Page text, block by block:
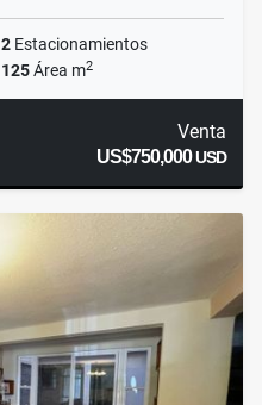
2 Estacionamientos
125Área m2
Venta
US$750,000USD